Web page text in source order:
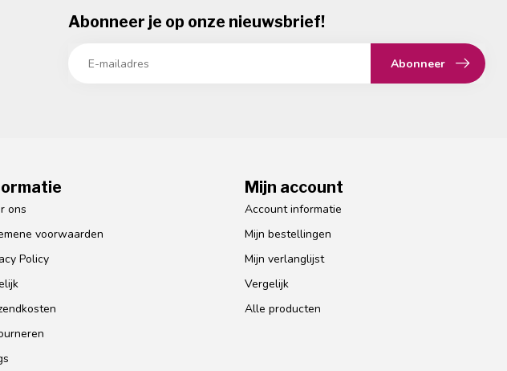
Abonneer je op onze nieuwsbrief!
Abonneer
ons
voorwaarden
Policy
Mijn account
Account informatie
Mijn bestellingen
Mijn verlanglijst
Vergelijk
Alle producten